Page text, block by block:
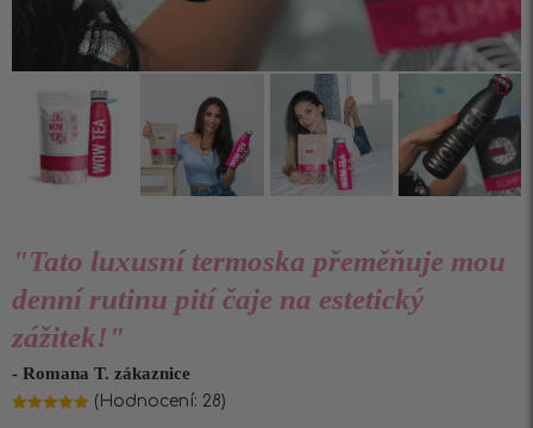
"Tato luxusní termoska přeměňuje mou
denní rutinu pití čaje na estetický
zážitek!"
- Romana T. zákaznice
(Hodnocení: 28)